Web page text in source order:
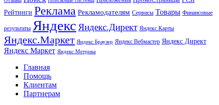
Рейтинги Реклама Рекламодателям Сервисы Товары Финансовые
результаты Яндекс Яндекс.Директ Яндекс.Карты
Яндекс.Маркет Яндекс Браузер Яндекс Вебмастер Яндекс Директ
Яндекс Маркет Яндекс Метрика
Главная
Помощь
Клиентам
Партнерам